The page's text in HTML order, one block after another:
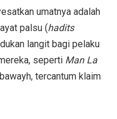
umatnya adalah
palsu (hadits
langit bagi pelaku
seperti Man La
tercantum klaim